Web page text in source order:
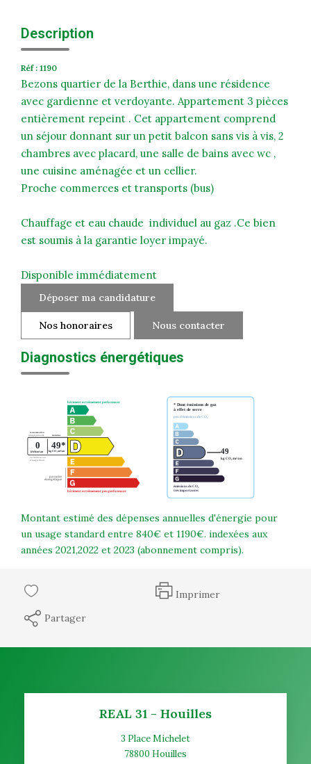
Extranet Syndic Et Gestion Locative
Extranet Syndic Estale
Description
Réf : 1190
Bezons quartier de la Berthie, dans une résidence
avec gardienne et verdoyante. Appartement 3 pièces
entièrement repeint . Cet appartement comprend
un séjour donnant sur un petit balcon sans vis à vis, 2
chambres avec placard, une salle de bains avec wc ,
une cuisine aménagée et un cellier.
Proche commerces et transports (bus)
Chauffage et eau chaude individuel au gaz .Ce bien
est soumis à la garantie loyer impayé.
Disponible immédiatement
Déposer ma candidature
Nos honoraires Nous contacter
Diagnostics énergétiques
Montant estimé des dépenses annuelles d'énergie pour
un usage standard entre 840€ et 1190€. indexées aux
années 2021,2022 et 2023 (abonnement compris).
Imprimer
Partager
REAL 31 - Houilles
3 Place Michelet
78800 Houilles